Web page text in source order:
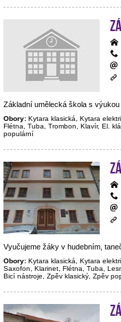
Základní umělecká škola s
Obory: Kytara klasická, Kytara
Flétna, Tuba, Trombon, Klavír, El.
populární
Vyučujeme žáky v hudebním,
Obory: Kytara klasická, Kytara
Saxofon, Klarinet, Flétna, Tuba,
Bicí nástroje, Zpěv klasický, Zpěv